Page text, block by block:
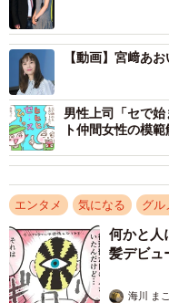
【動画】宮﨑あ
男性上司「セで
ト仲間女性の模
エンタメ 気になる グル
何かと人
髪デビュ
海川 ま